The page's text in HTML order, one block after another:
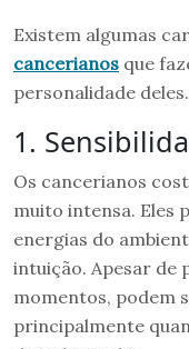
Existem algumas
cancerianos que
personalidade
1.
Os cancerianos
muito intensa. Eles
energias do
intuição. Apesar de
momentos, podem
principalmente